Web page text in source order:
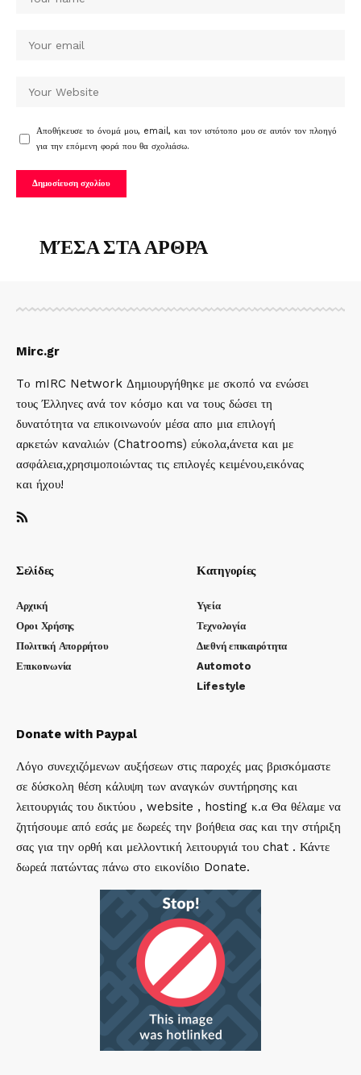
Αποθήκευσε το όνομά μου, email, και τον ιστότοπο μου σε αυτόν τον πλοηγό
για την επόμενη φορά που θα σχολιάσω.
ΜΈΣΑ ΣΤΑ ΑΡΘΡΑ
Mirc.gr
Tο mIRC Network Δημιουργήθηκε με σκοπό να ενώσει
τους Έλληνες ανά τον κόσμο και να τους δώσει τη
δυνατότητα να επικοινωνούν μέσα απο μια επιλογή
αρκετών καναλιών (Chatrooms) εύκολα,άνετα και με
ασφάλεια,χρησιμοποιώντας τις επιλογές κειμένου,εικόνας
και ήχου!
Σελίδες
Αρχική
Οροι Χρήσης
Πολιτική Απορρήτου
Επικοινωνία
Κατηγορίες
Υγεία
Τεχνολογία
Διεθνή επικαιρότητα
Automoto
Lifestyle
Donate with Paypal
Λόγο συνεχιζόμενων αυξήσεων στις παροχές μας βρισκόμαστε
σε δύσκολη θέση κάλυψη των αναγκών συντήρησης και
λειτουργιάς του δικτύου , website , hosting κ.α Θα θέλαμε να
ζητήσουμε από εσάς με δωρεές την βοήθεια σας και την στήριξη
σας για την ορθή και μελλοντική λειτουργιά του chat . Κάντε
δωρεά πατώντας πάνω στο εικονίδιο Donate.